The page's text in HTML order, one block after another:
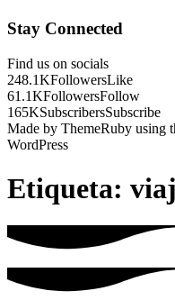
Stay Connected
Find us on socials
248.1KFollowersLike
61.1KFollowersFollow
165KSubscribersSubscribe
Made by ThemeRuby using
WordPress
Etiqueta: